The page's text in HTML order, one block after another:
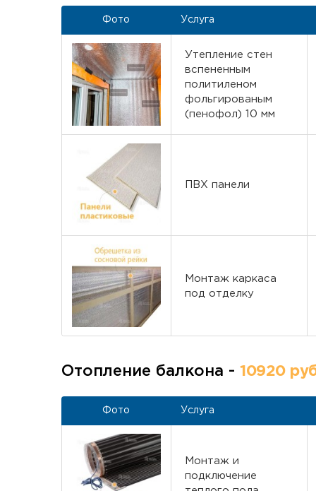
Фото Услуга
Утепление стен
вспененным
политиленом
фольгированым
(пенофол) 10 мм
ПВХ панели
Монтаж каркаса
под отделку
Отопление балкона - 10920
Фото Услуга
Монтаж и
подключение